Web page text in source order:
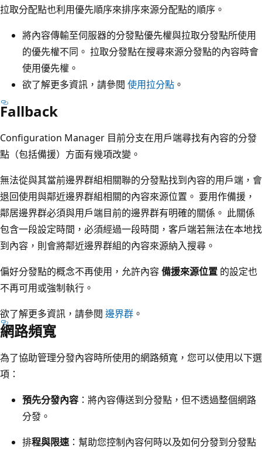
拉取分配點也利用優先順序來排序來源分配點的順序。
將內容傳輸至伺服器的分發點優先權與拉取分發點所使用
的優先權不同。 拉取分發點在搜尋來源分發點的內容時會
使用優先權。
欲了解更多資訊，請參閱 使用拉分點 。
Fallback
Configuration Manager 目前分支在用戶端尋找有內容的分發
點（包括備援）方面有幾項改變。
無法從與其當前邊界群組相關聯的分發點找到內容的用戶端，會
退回使用與鄰近邊界群組相關的內容來源位置。 要用作備援，
鄰居邊界群必須與用戶端目前的邊界群有明確的關係。 此關係
包含一段設定時間，必須經過一段時間，客戶端若無法在本地找
到內容，則會將鄰近邊界群組的內容來源納入搜尋。
偏好分發點的概念不再使用，允許內容備援來源位置 的設定也
不再可用或強制執行。
欲了解更多資訊，請參閱 邊界群 。
網路頻寬
為了協助管理分發內容時所使用的網路頻寬，您可以使用以下選
項：
預先分發內容 ：將內容傳送到分發點，但不透過整個網路
分發。
排程與限速：幫助您控制內容何時以及如何分發到分發點